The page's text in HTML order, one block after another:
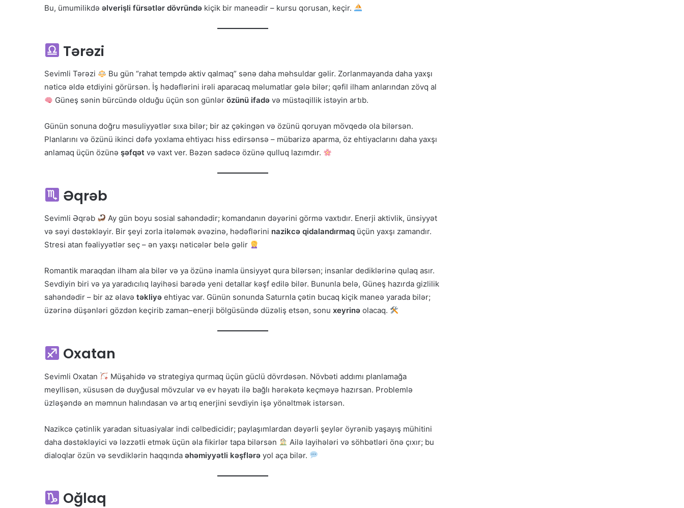
Bu, ümumilikdə əlverişli fürsətlər dövründə kiçik bir maneədir – kursu qorusan, keçir.
Tərəzi
Sevimli Tərəzi
Bu gün “rahat tempdə aktiv qalmaq” sənə daha məhsuldar gəlir. Zorlanmayanda daha yaxşı
nəticə əldə etdiyini görürsən. İş hədəflərini irəli aparacaq məlumatlar gələ bilər; qəfil ilham anlarından zövq al
Güneş sənin bürcündə olduğu üçün son günlərözünü ifadə və müstəqillik istəyin artıb.
Günün sonuna doğru məsuliyyətlər sıxa bilər; bir az çəkingən və özünü qoruyan mövqedə ola bilərsən.
Planlarını və özünü ikinci dəfə yoxlama ehtiyacı hiss edirsənsə – mübarizə aparma, öz ehtiyaclarını daha yaxşı
anlamaq üçün özünə şəfqət və vaxt ver. Bəzən sadəcə özünə qulluq lazımdır.
Əqrəb
Sevimli Əqrəb
Ay gün boyu sosial sahəndədir; komandanın dəyərini görmə vaxtıdır. Enerji aktivlik, ünsiyyət
və səyi dəstəkləyir. Bir şeyi zorla itələmək əvəzinə, hədəflərini nazikcə qidalandırmaq üçün yaxşı zamandır.
Stresi atan fəaliyyətlər seç – ən yaxşı nəticələr belə gəlir
Romantik maraqdan ilham ala bilər və ya özünə inamla ünsiyyət qura bilərsən; insanlar dediklərinə qulaq asır.
Sevdiyin biri və ya yaradıcılıq layihəsi barədə yeni detallar kəşf edilə bilər. Bununla belə, Güneş hazırda gizlilik
sahəndədir – bir az əlavə təkliyə ehtiyac var. Günün sonunda Saturnla çətin bucaq kiçik maneə yarada bilər;
üzərinə düşənləri gözdən keçirib zaman–enerji bölgüsündə düzəliş etsən, sonu xeyrinə olacaq.
Oxatan
Sevimli Oxatan
Müşahidə və strategiya qurmaq üçün güclü dövrdəsən. Növbəti addımı planlamağa
meyllisən, xüsusən də duyğusal mövzular və ev həyatı ilə bağlı hərəkətə keçməyə hazırsan. Problemlə
üzləşəndə ən məmnun halındasan və artıq enerjini sevdiyin işə yönəltmək istərsən.
Nazikcə çətinlik yaradan situasiyalar indi cəlbedicidir; paylaşımlardan dəyərli şeylər öyrənib yaşayış mühitini
daha dəstəkləyici və ləzzətli etmək üçün əla fikirlər tapa bilərsən
Ailə layihələri və söhbətləri önə çıxır; bu
dialoqlar özün və sevdiklərin haqqında əhəmiyyətli kəşflərə yol aça bilər.
Oğlaq